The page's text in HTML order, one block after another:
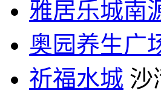
雅居乐城南
奥园养生广
祈福水城 沙